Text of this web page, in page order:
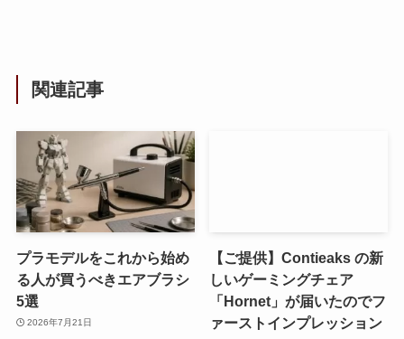
関連記事
プラモデルをこれから始め
る人が買うべきエアブラシ
5選
2026年7月21日
【ご提供】Contieaks の新
しいゲーミングチェア
「Hornet」が届いたのでフ
ァーストインプレッション